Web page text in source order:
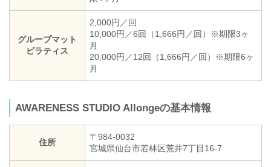
グループマット
ピラティス
2,000円／回
10,000円／6回（1,666円／回）※期限3ヶ
月
20,000円／12回（1,666円／回）※期限6ヶ
月
AWARENESS STUDIO Allongeの基本情報
住所
〒984-0032
宮城県仙台市若林区荒井7丁目16-7